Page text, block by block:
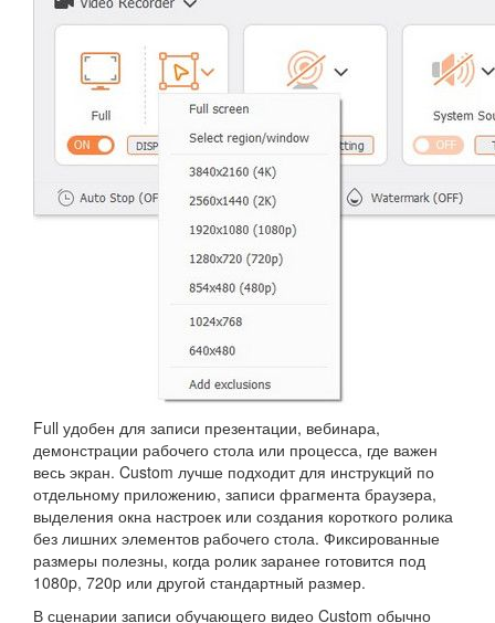
Full удобен для записи презентации, вебинара,
демонстрации рабочего стола или процесса, где важен
весь экран. Custom лучше подходит для инструкций по
отдельному приложению, записи фрагмента браузера,
выделения окна настроек или создания короткого ролика
без лишних элементов рабочего стола. Фиксированные
размеры полезны, когда ролик заранее готовится под
1080p, 720p или другой стандартный размер.
В сценарии записи обучающего видео Custom обычно